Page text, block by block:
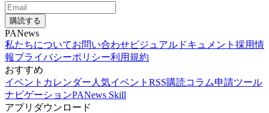
購読する
PANews
私たちについてお問い合わせビジュアルドキュメント 採用情
報プライバシーポリシー利用規約
おすすめ
イベントカレンダー 人気イベント RSS購読コラム申請ツール
ナビゲーションPANews Skill
アプリダウンロード